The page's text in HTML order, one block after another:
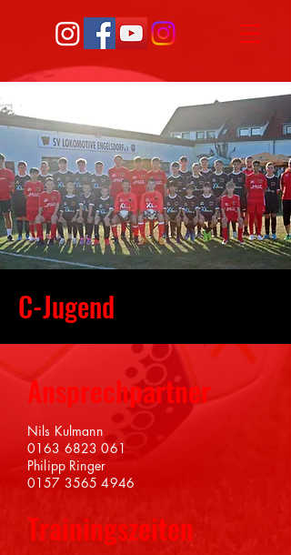
C-Jugend
Ansprechpartner
Nils Kulmann
0163 6823 061
Philipp Ringer
0157 3565 4946
Trainingszeiten